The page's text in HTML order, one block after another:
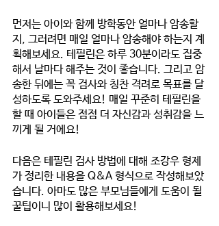
먼저는 아이와 함께 방학동안 얼마나 암송할
지, 그러려면 매일 얼마나 암송해야 하는지 계
획해보세요. 테필린은 하루 30분이라도 집중
해서 날마다 해주는 것이 좋습니다. 그리고 암
송한 뒤에는 꼭 검사와 칭찬 격려로 목표를 달
성하도록 도와주세요! 매일 꾸준히 테필린을
할 때 아이들은 점점 더 자신감과 성취감을 느
끼게 될 거에요!
다음은 테필린 검사 방법에 대해 조강우 형제
가 정리한 내용을 Q&A 형식으로 작성해보았
습니다. 아마도 많은 부모님들에게 도움이 될
꿀팁이니 많이 활용해보세요!